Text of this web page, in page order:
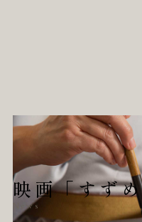
映画「すず
News